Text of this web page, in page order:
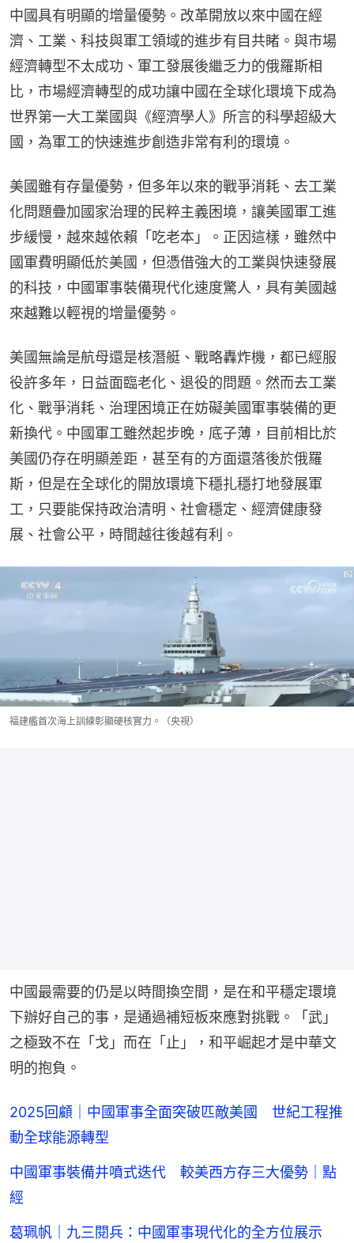
中國具有明顯的增量優勢。改革開放以來中國在經
濟、工業、科技與軍工領域的進步有目共睹。與市場
經濟轉型不太成功、軍工發展後繼乏力的俄羅斯相
比，市場經濟轉型的成功讓中國在全球化環境下成為
世界第一大工業國與《經濟學人》所言的科學超級大
國，為軍工的快速進步創造非常有利的環境。
美國雖有存量優勢，但多年以來的戰爭消耗、去工業
化問題疊加國家治理的民粹主義困境，讓美國軍工進
步緩慢，越來越依賴「吃老本」。正因這樣，雖然中
國軍費明顯低於美國，但憑借強大的工業與快速發展
的科技，中國軍事裝備現代化速度驚人，具有美國越
來越難以輕視的增量優勢。
美國無論是航母還是核潛艇、戰略轟炸機，都已經服
役許多年，日益面臨老化、退役的問題。然而去工業
化、戰爭消耗、治理困境正在妨礙美國軍事裝備的更
新換代。中國軍工雖然起步晚，底子薄，目前相比於
美國仍存在明顯差距，甚至有的方面還落後於俄羅
斯，但是在全球化的開放環境下穩扎穩打地發展軍
工，只要能保持政治清明、社會穩定、經濟健康發
展、社會公平，時間越往後越有利。
福建艦首次海上訓練彰顯硬核實力。（央視）
中國最需要的仍是以時間換空間，是在和平穩定環境
下辦好自己的事，是通過補短板來應對挑戰。「武」
之極致不在「戈」而在「止」，和平崛起才是中華文
明的抱負。
2025回顧｜中國軍事全面突破匹敵美國 世紀工程推
動全球能源轉型
中國軍事裝備井噴式迭代 較美西方存三大優勢｜點
經
葛珮帆｜九三閱兵：中國軍事現代化的全方位展示